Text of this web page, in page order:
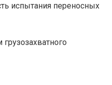
испытания переносных